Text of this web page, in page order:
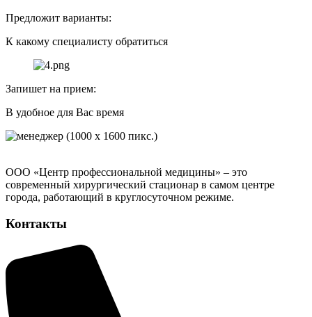
Предложит варианты:
К какому специалисту обратиться
Запишет на прием:
В удобное для Вас время
ООО «Центр профессиональной медицины» – это
современный хирургический стационар в самом центре
города, работающий в круглосуточном режиме.
Контакты